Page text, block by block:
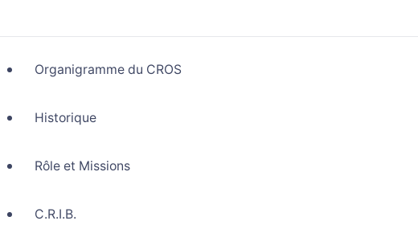
Organigramme du CROS
Historique
Rôle et Missions
C.R.I.B.